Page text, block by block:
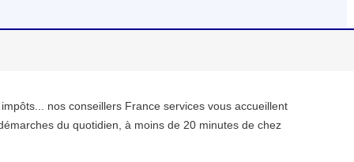
nos conseillers France services vous accueillent
du quotidien, à moins de 20 minutes de chez